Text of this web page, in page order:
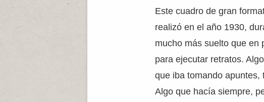
Este cuadro de gran
realizó en el año 1930,
mucho más suelto que en
para ejecutar retratos.
que iba tomando
Algo que hacía siempre,